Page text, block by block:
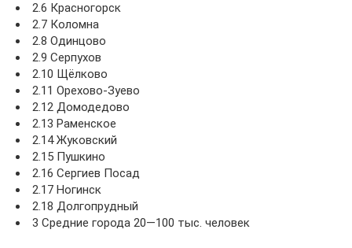
2.6 Красногорск
2.7 Коломна
2.8 Одинцово
2.9 Серпухов
2.10 Щёлково
2.11 Орехово-Зуево
2.12 Домодедово
2.13 Раменское
2.14 Жуковский
2.15 Пушкино
2.16 Сергиев Посад
2.17 Ногинск
2.18 Долгопрудный
3 Средние города 20—100 тыс. человек